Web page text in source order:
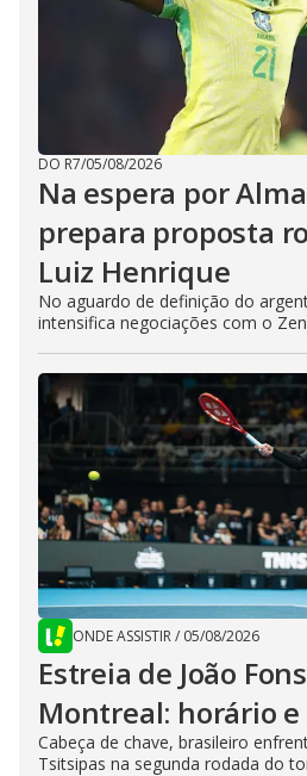
DO R7/05/08/2026
Na espera por
prepara proposta
Luiz Henrique
No aguardo de definição do
intensifica negociações com o
ONDE ASSISTIR/ 05/08/2026
Estreia de João
Montreal: horário
Cabeça de chave, brasileiro
Tsitsipas na segunda rodada do